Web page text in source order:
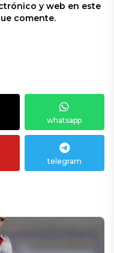
y web en este
comente.
whatsapp
telegram